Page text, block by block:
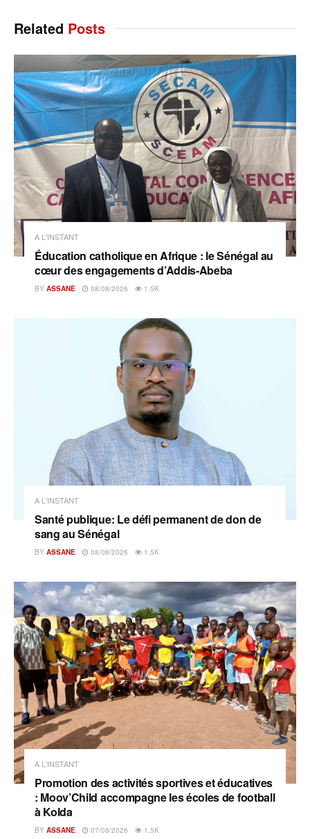
Related Posts
A L'INSTANT
Éducation catholique en Afrique : le Sénégal au
cœur des engagements d’Addis-Abeba
BY ASSANE 08/08/2026 1.5K
A L'INSTANT
Santé publique: Le défi permanent de don de
sang au Sénégal
BY ASSANE 08/08/2026 1.5K
A L'INSTANT
Promotion des activités sportives et éducatives
: Moov’Child accompagne les écoles de football
à Kolda
BY ASSANE 07/08/2026 1.5K